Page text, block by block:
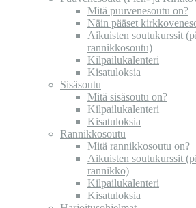
Mitä puuvenesoutu on?
Näin pääset
Aikuisten soutukurssit
rannikkosoutu)
Kilpailukalenteri
Kisatuloksia
Sisäsoutu
Mitä sisäsoutu on?
Kilpailukalenteri
Kisatuloksia
Rannikkosoutu
Mitä rannikkosoutu on?
Aikuisten soutukurssit
rannikko)
Kilpailukalenteri
Kisatuloksia